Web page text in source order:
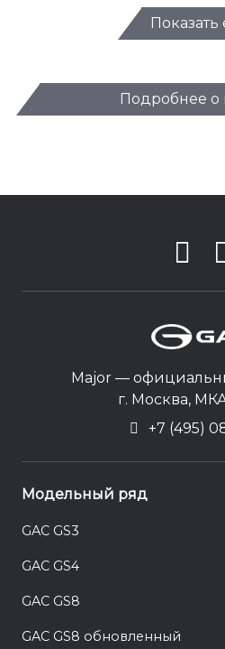
Подробнее о
Major —
г. Москва,
+7 (495)
Модельный ряд
GAC GS3
GAC GS4
GAC GS8
GAC GS8 обновленный